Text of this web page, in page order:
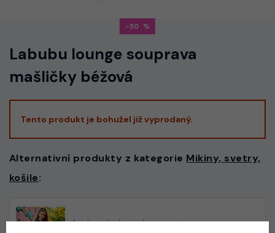
-50
Labubu lounge souprava
mašličky béžová
Tento produkt je bohužel již vyprodaný.
Alternativní produkty z kategorie Mikiny, svetry,
košile:
Acid wash denim lounge set